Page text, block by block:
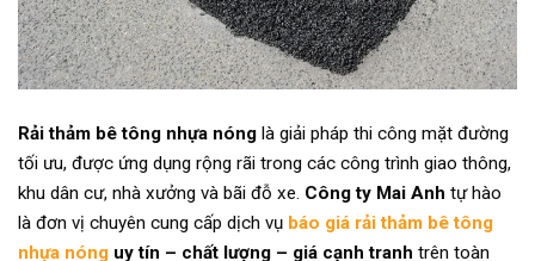
Rải thảm bê tông nhựa nóng là giải pháp thi công mặt đường
tối ưu, được ứng dụng rộng rãi trong các công trình giao thông,
khu dân cư, nhà xưởng và bãi đỗ xe. Công ty Mai Anh tự hào
là đơn vị chuyên cung cấp dịch vụ báo giá rải thảm bê tông
nhựa nóng uy tín – chất lượng – giá cạnh tranh trên toàn